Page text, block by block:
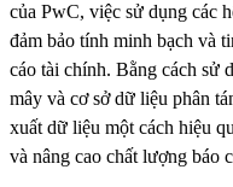
của PwC, việc sử dụng các
đảm bảo tính minh bạch và
cáo tài chính. Bằng cách sử
mây và cơ sở dữ liệu phân
xuất dữ liệu một cách hiệu
và nâng cao chất lượng báo